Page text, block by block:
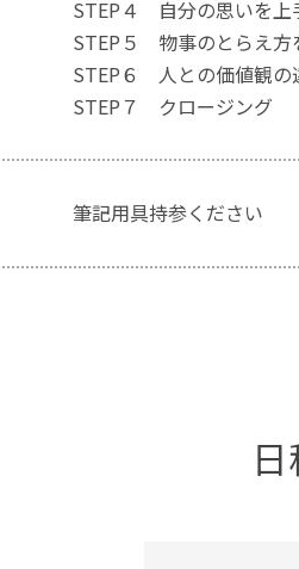
STEP４ 自分の
STEP５ 物事のと
STEP６ 人と
STEP７ クロージン
筆記用具持参ください